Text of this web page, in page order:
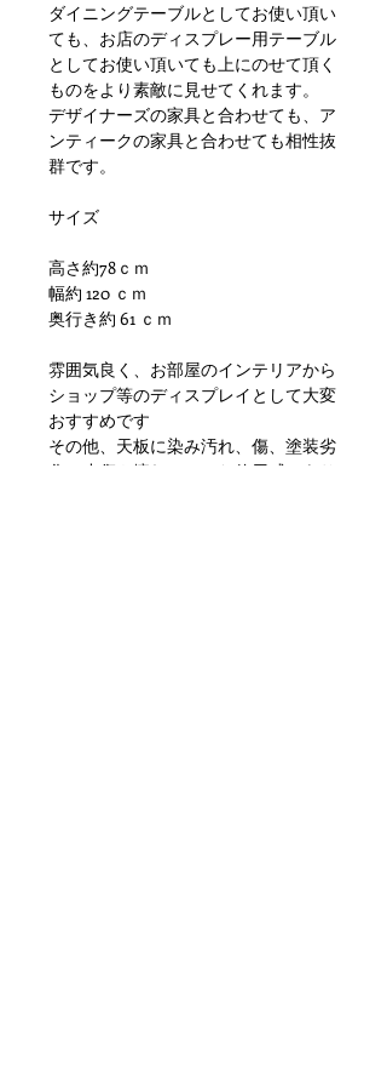
ダイニングテーブルとしてお使い頂い
ても、お店のディスプレー用テーブル
としてお使い頂いても上にのせて頂く
ものをより素敵に見せてくれます。
デザイナーズの家具と合わせても、ア
ンティークの家具と合わせても相性抜
群です。
サイズ
高さ約78ｃｍ
幅約 120 ｃｍ
奥行き約 61 ｃｍ
雰囲気良く、お部屋のインテリアから
ショップ等のディスプレイとして大変
おすすめです
その他、天板に染み汚れ、傷、塗装劣
化、小傷や擦れといった使用感はあり